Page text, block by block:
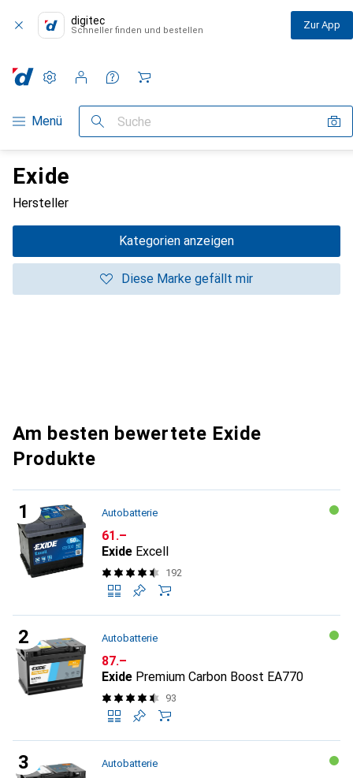
digitec
Schneller finden und bestellen Zur App
Navigation nach Kategorien
Menü Suche
Einstellungen
Kundenkonto
Vergleichslisten
Merklisten
Warenkorb
Exide
Hersteller
Kategorien anzeigen
Diese Marke gefällt mir
Am besten bewertete Exide
Produkte
Autobatterie
CHF
61.–
Exide Excell
192
Autobatterie
CHF
87.–
Exide Premium Carbon Boost EA770
93
Autobatterie